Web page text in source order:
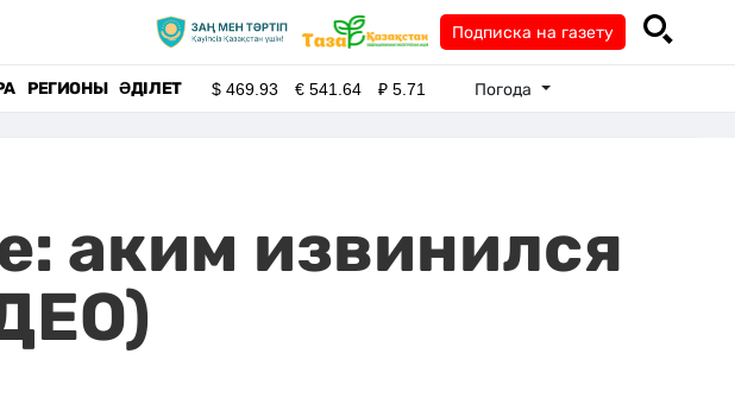
Подписка на газету
РЕГИОНЫ ӘДІЛЕТ $469.93 €541.64 ₽5.71 Погода
аким извинился